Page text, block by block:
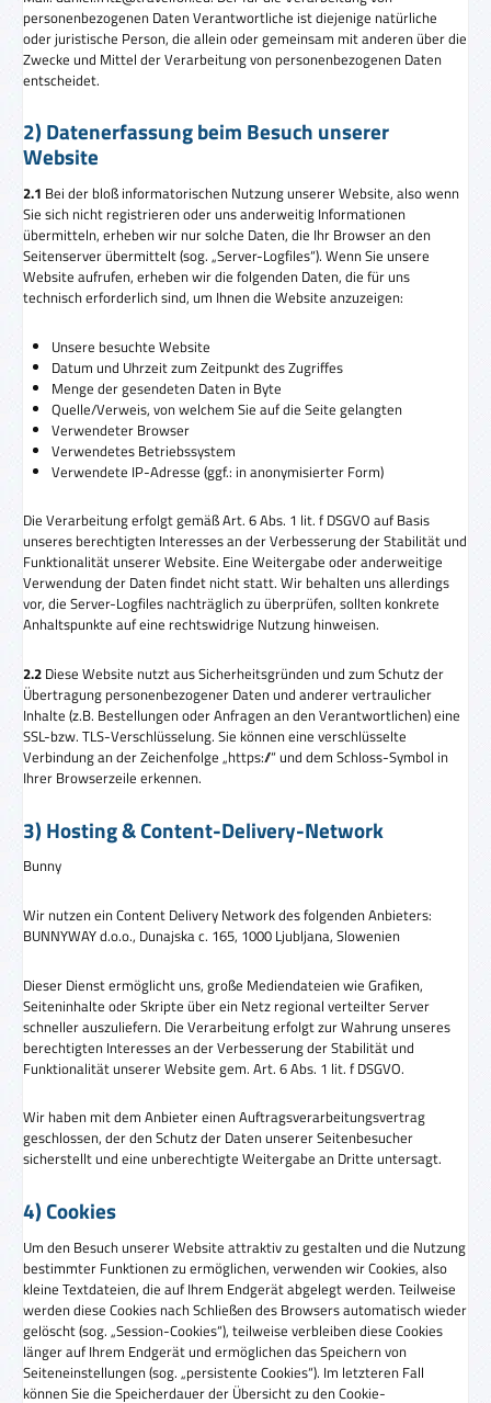
personenbezogenen Daten Verantwortliche ist diejenige natürliche
oder juristische Person, die allein oder gemeinsam mit anderen über die
Zwecke und Mittel der Verarbeitung von personenbezogenen Daten
entscheidet.
2) Datenerfassung beim Besuch unserer
Website
2.1 Bei der bloß informatorischen Nutzung unserer Website, also wenn
Sie sich nicht registrieren oder uns anderweitig Informationen
übermitteln, erheben wir nur solche Daten, die Ihr Browser an den
Seitenserver übermittelt (sog. „Server-Logfiles“). Wenn Sie unsere
Website aufrufen, erheben wir die folgenden Daten, die für uns
technisch erforderlich sind, um Ihnen die Website anzuzeigen:
Unsere besuchte Website
Datum und Uhrzeit zum Zeitpunkt des Zugriffes
Menge der gesendeten Daten in Byte
Quelle/Verweis, von welchem Sie auf die Seite gelangten
Verwendeter Browser
Verwendetes Betriebssystem
Verwendete IP-Adresse (ggf.: in anonymisierter Form)
Die Verarbeitung erfolgt gemäß Art. 6 Abs. 1 lit. f DSGVO auf Basis
unseres berechtigten Interesses an der Verbesserung der Stabilität und
Funktionalität unserer Website. Eine Weitergabe oder anderweitige
Verwendung der Daten findet nicht statt. Wir behalten uns allerdings
vor, die Server-Logfiles nachträglich zu überprüfen, sollten konkrete
Anhaltspunkte auf eine rechtswidrige Nutzung hinweisen.
2.2 Diese Website nutzt aus Sicherheitsgründen und zum Schutz der
Übertragung personenbezogener Daten und anderer vertraulicher
Inhalte (z.B. Bestellungen oder Anfragen an den Verantwortlichen) eine
SSL-bzw. TLS-Verschlüsselung. Sie können eine verschlüsselte
Verbindung an der Zeichenfolge „https://“ und dem Schloss-Symbol in
Ihrer Browserzeile erkennen.
3) Hosting & Content-Delivery-Network
Bunny
Wir nutzen ein Content Delivery Network des folgenden Anbieters:
BUNNYWAY d.o.o., Dunajska c. 165, 1000 Ljubljana, Slowenien
Dieser Dienst ermöglicht uns, große Mediendateien wie Grafiken,
Seiteninhalte oder Skripte über ein Netz regional verteilter Server
schneller auszuliefern. Die Verarbeitung erfolgt zur Wahrung unseres
berechtigten Interesses an der Verbesserung der Stabilität und
Funktionalität unserer Website gem. Art. 6 Abs. 1 lit. f DSGVO.
Wir haben mit dem Anbieter einen Auftragsverarbeitungsvertrag
geschlossen, der den Schutz der Daten unserer Seitenbesucher
sicherstellt und eine unberechtigte Weitergabe an Dritte untersagt.
4) Cookies
Um den Besuch unserer Website attraktiv zu gestalten und die Nutzung
bestimmter Funktionen zu ermöglichen, verwenden wir Cookies, also
kleine Textdateien, die auf Ihrem Endgerät abgelegt werden. Teilweise
werden diese Cookies nach Schließen des Browsers automatisch wieder
gelöscht (sog. „Session-Cookies“), teilweise verbleiben diese Cookies
länger auf Ihrem Endgerät und ermöglichen das Speichern von
Seiteneinstellungen (sog. „persistente Cookies“). Im letzteren Fall
können Sie die Speicherdauer der Übersicht zu den Cookie-